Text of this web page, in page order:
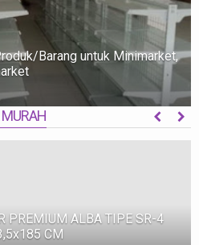
Jenis, Fungsi, dan Tips
MORE
PABRIK MEDIUM DUTY ZA-
150x100x200 CM